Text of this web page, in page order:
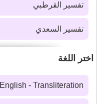
تفسير القرطبي
تفسير السعدي
اختر اللغة
English - Transliteration